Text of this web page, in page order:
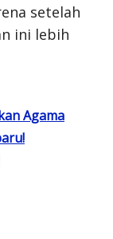
setelah
ini lebih
Agama